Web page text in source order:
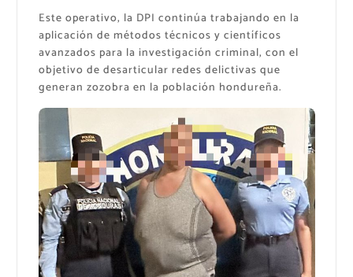
Este operativo, la DPI continúa trabajando en la
aplicación de métodos técnicos y científicos
avanzados para la investigación criminal, con el
objetivo de desarticular redes delictivas que
generan zozobra en la población hondureña.